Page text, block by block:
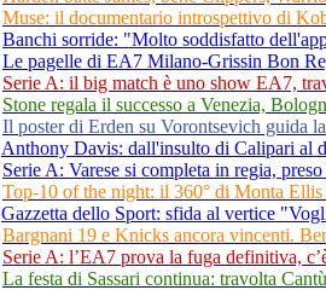
Muse: il documentario introspettivo di
Banchi sorride: "Molto soddisfatto
Le pagelle di EA7 Milano-Grissin Bon
Serie A: il big match è uno show EA7,
Stone regala il successo a Venezia,
Il poster di Erden su Vorontsevich guida
Anthony Davis: dall'insulto di Calipari al
Serie A: Varese si completa in regia,
Top-10 of the night: il 360° di Monta
Gazzetta dello Sport: sfida al vertice
Bargnani 19 e Knicks ancora vincenti.
Serie A: l’EA7 prova la fuga definitiva,
La festa di Sassari continua: travolta